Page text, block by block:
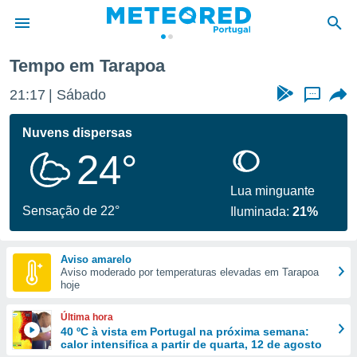
da
foi
fornecidas
a este
das
e
forma
digital
Tempo em Tarapoa
21:17 Sábado ...
Nuvens dispersas
24°
Sensação de 22°
Lua minguante
Iluminada:21%
Aviso amarelo
Aviso moderado por temperaturas elevadas em Tarapoa
hoje
Última hora
40 ºC à vista em Portugal na próxima semana:
calor intensifica a partir de quarta, 12 de agosto